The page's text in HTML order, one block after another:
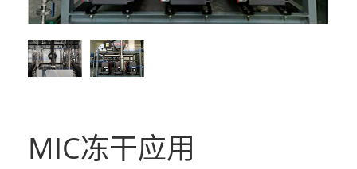
MIC冻干应用